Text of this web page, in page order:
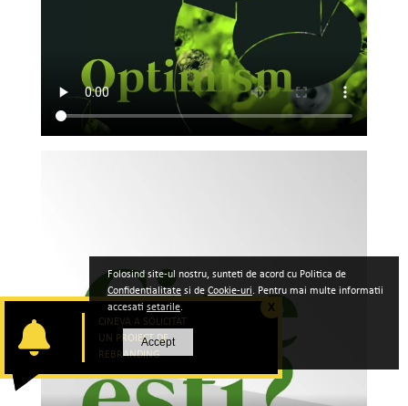
CINEVA A SOLICITAT
UN PROIECT DE
REBRANDING
X
Folosind site-ul nostru, sunteti de acord cu Politica de
Confidentialitatesi deCookie-uri. Pentru mai multe informatii
accesati setarile.
Accept